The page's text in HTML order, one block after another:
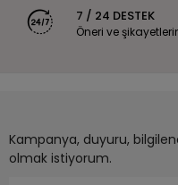
7 / 24 DESTEK
Öneri ve
Kampanya, duyuru,
olmak istiyorum.